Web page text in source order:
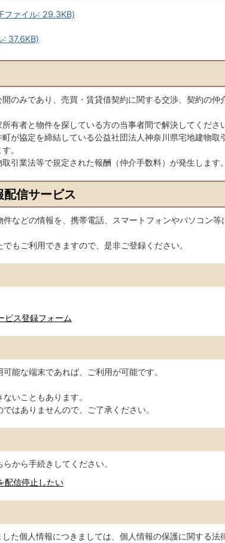
ファイル: 29.3KB)
: 37.6KB)
のみであり、売買・賃貸借契約に関する交渉、契約の仲
有者と物件を探している方の当事者間で解決してくださ
が協定を締結している公益社団法人神奈川県宅地建物取
。
引業法等で規定された報酬（仲介手数料）が発生します。
信サービス
などの情報を、携帯電話、スマートフォンやパソコン等
もご利用できますので、是非ご登録ください。
ビス登録フォーム
能な端末であれば、ご利用が可能です。
いこともあります。
はありませんので、ご了承ください。
から手続きしてください。
配信停止したい
た個人情報につきましては、個人情報の保護に関する法